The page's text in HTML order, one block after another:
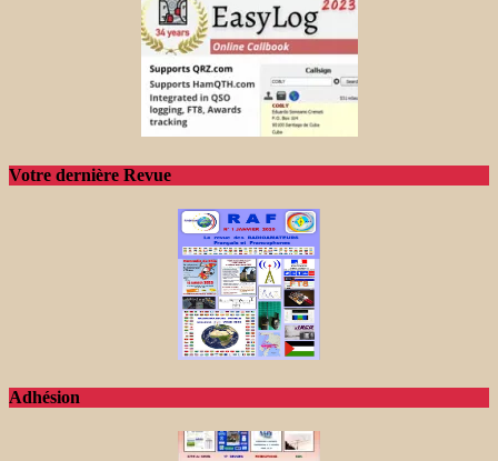
Votre dernière Revue
Adhésion